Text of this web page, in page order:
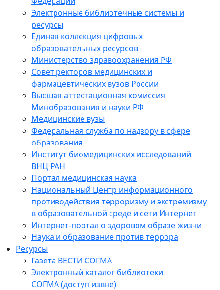
Электронные библиотечные системы и
ресурсы
Единая коллекция цифровых
образовательных ресурсов
Министерство здравоохранения РФ
Совет ректоров медицинских и
фармацевтических вузов России
Высшая аттестационная комиссия
Минобразования и науки РФ
Медицинские вузы
Федеральная служба по надзору в сфере
образования
Институт биомедицинских исследований
ВНЦ РАН
Портал медицинская наука
Национальный Центр информационного
противодействия терроризму и экстремизму
в образовательной среде и сети Интернет
Интернет-портал о здоровом образе жизни
Наука и образование против террора
Ресурсы
Газета ВЕСТИ СОГМА
Электронный каталог библиотеки
СОГМА (доступ извне)